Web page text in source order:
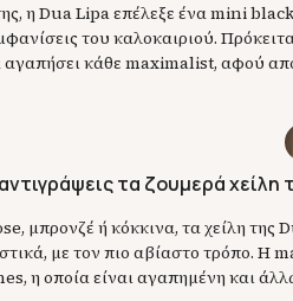
η Dua Lipa επέλεξε ένα mini
του καλοκαιριού.
κάθε maximalist, αφού
τα ζουμερά χείλη
μπρονζέ ή κόκκινα, τα χείλη της
με τον πιο αβίαστο τρόπο. Η
η οποία είναι αγαπημένη και